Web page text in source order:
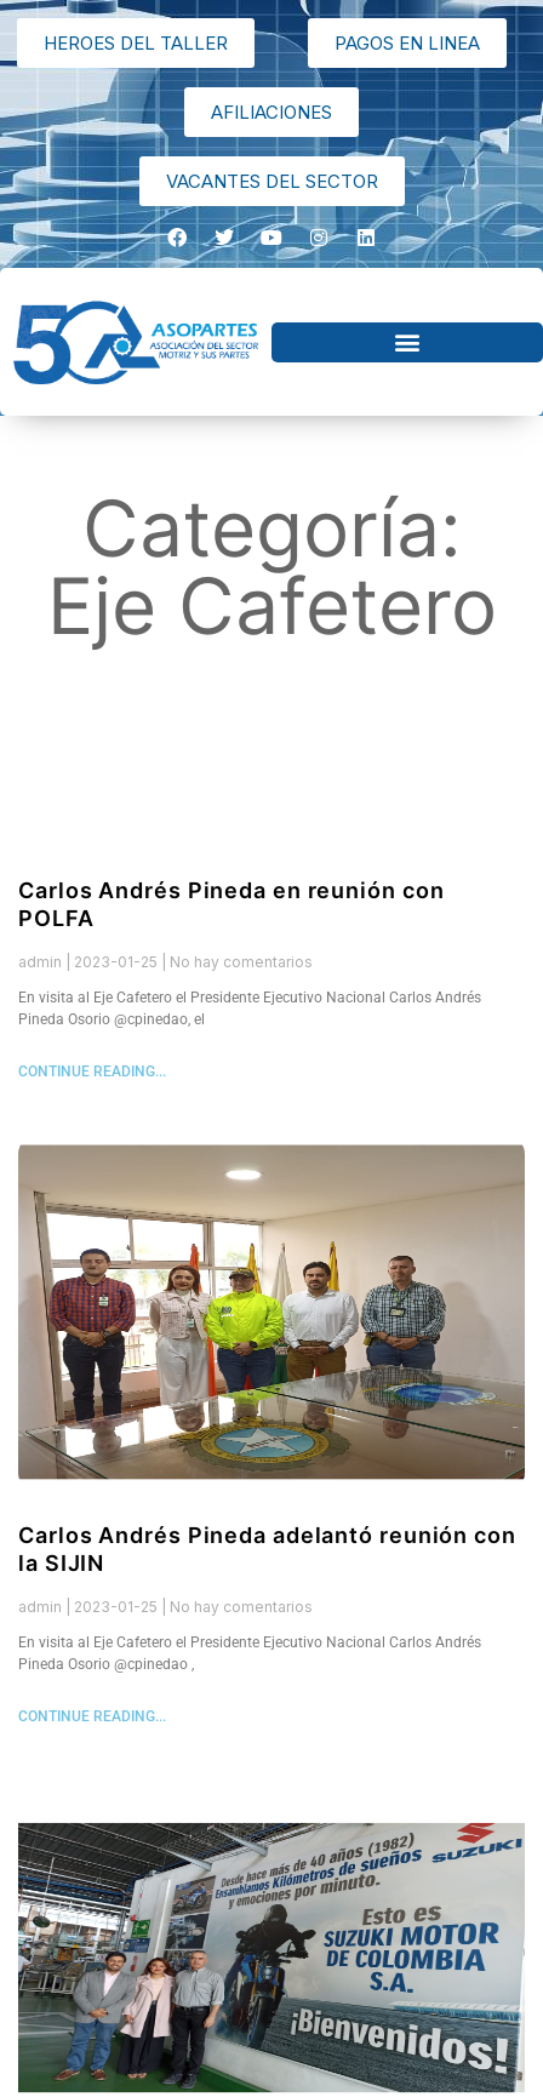
HEROES DEL TALLER PAGOS EN LINEA
AFILIACIONES
VACANTES DEL SECTOR
Categoría:
Eje Cafetero
Carlos Andrés Pineda en reunión con
POLFA
admin 2023-01-25 No hay comentarios
En visita al Eje Cafetero el Presidente Ejecutivo Nacional Carlos Andrés
Pineda Osorio @cpinedao, el
CONTINUE READING...
Carlos Andrés Pineda adelantó reunión con
la SIJIN
admin 2023-01-25 No hay comentarios
En visita al Eje Cafetero el Presidente Ejecutivo Nacional Carlos Andrés
Pineda Osorio @cpinedao ,
CONTINUE READING...